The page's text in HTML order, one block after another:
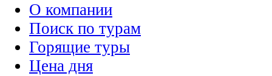
О компании
Поиск по турам
Горящие туры
Цена дня